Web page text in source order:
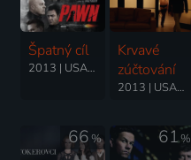
Špatný cíl
2013 | USA | Krimi, Akční, Drama, Mysteriózní, Thriller
Krvavé
zúčtování
2013 | USA | Drama, Akční, Krimi, Mysteriózní, Thriller
66 % 61%